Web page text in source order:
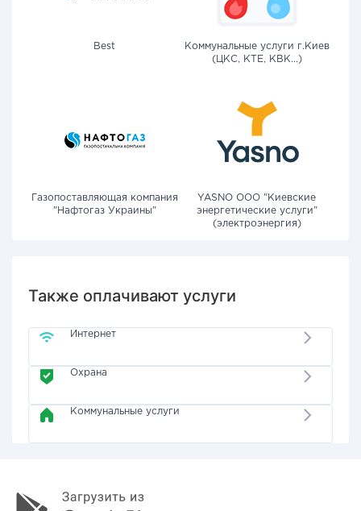
Best
Коммунальные услуги г.Киев
(ЦКС, КТЕ, КВК...)
Газопоставляющая компания
"Нафтогаз Украины"
YASNO OOO "Киевские
энергетические услуги"
(электроэнергия)
Также оплачивают услуги
Интернет
Охрана
Коммунальные услуги